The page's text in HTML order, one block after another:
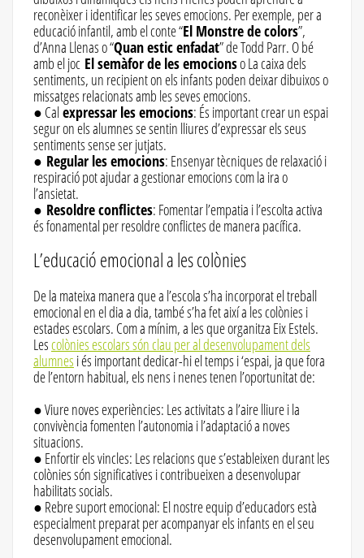
reconèixer i identificar les seves emocions. Per exemple, per a
educació infantil, amb el conte “El Monstre de colors”,
d’Anna Llenas o “Quan estic enfadat” de Todd Parr. O bé
amb el joc El semàfor de les emocionso La caixa dels
sentiments, un recipient on els infants poden deixar dibuixos o
missatges relacionats amb les seves emocions.
● Calexpressar les emocions: És important crear un espai
segur on els alumnes se sentin lliures d’expressar els seus
sentiments sense ser jutjats.
● Regular les emocions: Ensenyar tècniques de relaxació i
respiració pot ajudar a gestionar emocions com la ira o
l’ansietat.
● Resoldre conflictes: Fomentar l’empatia i l’escolta activa
és fonamental per resoldre conflictes de manera pacífica.
L’educació emocional a les colònies
De la mateixa manera que a l’escola s’ha incorporat el treball
emocional en el dia a dia, també s’ha fet així a les colònies i
estades escolars. Com a mínim, a les que organitza Eix Estels.
Lescolònies escolars són clau per al desenvolupament dels
alumnes i és important dedicar-hi el temps i ‘espai, ja que fora
de l’entorn habitual, els nens i nenes tenen l’oportunitat de:
● Viure noves experiències: Les activitats a l’aire lliure i la
convivència fomenten l’autonomia i l’adaptació a noves
situacions.
● Enfortir els vincles: Les relacions que s’estableixen durant les
colònies són significatives i contribueixen a desenvolupar
habilitats socials.
● Rebre suport emocional: El nostre equip d’educadors està
especialment preparat per acompanyar els infants en el seu
desenvolupament emocional.